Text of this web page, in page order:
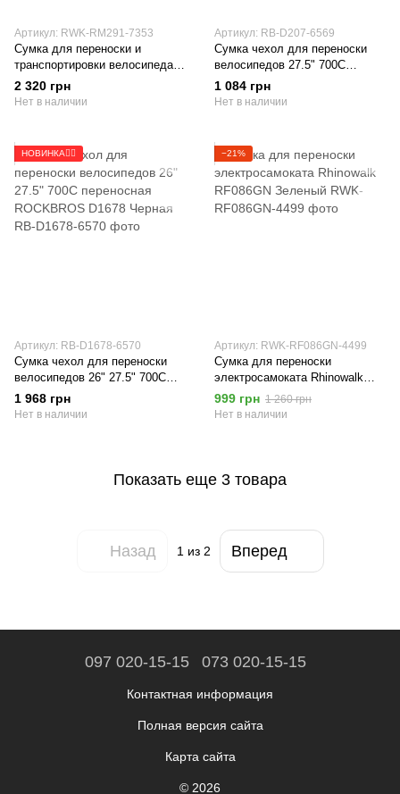
Артикул: RWK-RM291-7353
Сумка для переноски и
транспортировки велосипеда
Rhinowalk RM291 Черная
2 320 грн
Нет в наличии
Артикул: RB-D207-6569
Сумка чехол для переноски
велосипедов 27.5" 700C
переносная ROCKBROS D207
Черная
1 084 грн
Нет в наличии
НОВИНКА🚴‍♂️
Артикул: RB-D1678-6570
Сумка чехол для переноски
велосипедов 26" 27.5" 700C
переносная ROCKBROS D1678
Черная
1 968 грн
Нет в наличии
−21%
Артикул: RWK-RF086GN-4499
Сумка для переноски
электросамоката Rhinowalk
RF086GN Зеленый
999 грн 1 260 грн
Нет в наличии
Показать еще 3 товара
Назад 1 из 2 Вперед
097 020-15-15 073 020-15-15
Контактная информация
Полная версия сайта
Карта сайта
© 2026